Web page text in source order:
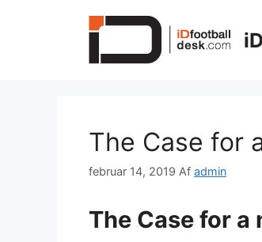
The Case for
februar 14, 2019 Af admin
The Case for